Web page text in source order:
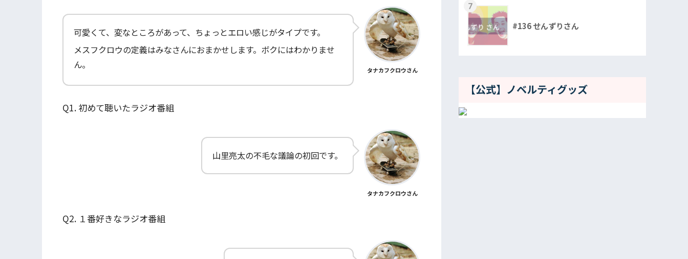
可愛くて、変なところがあって、ちょっとエロい感じがタイプです。
メスフクロウの定義はみなさんにおまかせします。ボクにはわかりませ
ん。
タナカフクロウさん
Q1. 初めて聴いたラジオ番組
山里亮太の不毛な議論の初回です。
タナカフクロウさん
Q2. １番好きなラジオ番組
7
#136 せんずりさん
【公式】ノベルティグッズ